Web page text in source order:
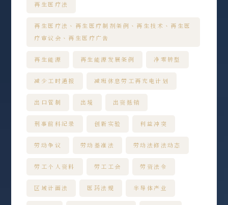
再生医疗法
再生医疗法、再生医疗制剂条例、再生技术、再生医
疗审议会、再生医疗广告
再生能源 再生能源发展条例 净零转型
减少工时通报 减班休息劳工再充电计划
出口管制 出境 出资抵销
刑事前科纪录 创新实验 利益冲突
劳动争议 劳动基准法 劳动法修法动态
劳工个人资料 劳工工会 劳资法令
区域计画法 医药法规 半导体产业